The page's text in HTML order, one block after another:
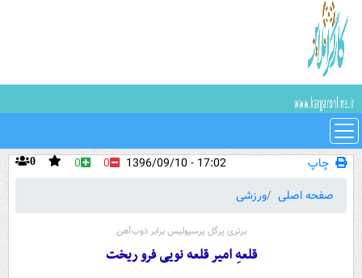
چاپ 0 0 0
17:02 - 1396/09/10
صفحه اصلی
ورزشی
برتری پرگل پرسپولیس برابر ذوب‌آهن
قلعه‌ِ امیر قلعه نویی فرو ریخت